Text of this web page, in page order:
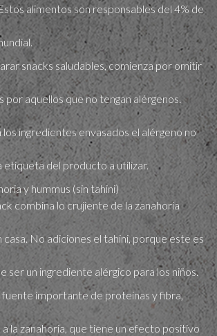
alimentos son responsables del 4% de
snacks saludables, comienza por omitir
por aquellos que no tengan alérgenos.
ingredientes envasados el alérgeno no
etiqueta del producto a utilizar.
y hummus (sin tahini)
combina lo crujiente de la zanahoria
casa. No adiciones el tahini, porque este es
ser un ingrediente alérgico para los niños.
fuente importante de proteínas y fibra,
a la zanahoria, que tiene un efecto positivo